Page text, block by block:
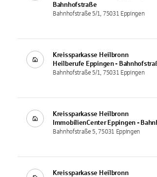
Bahnhofstraße
Bahnhofstraße 5/1, 75031 Eppingen
Kreissparkasse Heilbronn
Heilberufe Eppingen -
Bahnhofstraße 5/1, 75031 Eppingen
Kreissparkasse Heilbronn
ImmobilienCenter Eppingen -
Bahnhofstraße 5, 75031 Eppingen
Kreissparkasse Heilbronn